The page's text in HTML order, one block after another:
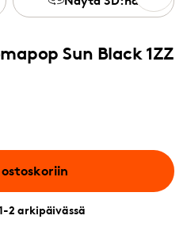
Sun Black 1ZZ
ostoskoriin
2 arkipäivässä